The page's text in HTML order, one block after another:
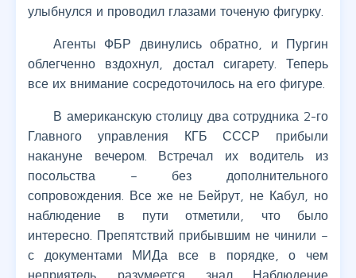
улыбнулся и проводил глазами точеную фигурку.
Агенты ФБР двинулись обратно, и Пургин
облегченно вздохнул, достал сигарету. Теперь
все их внимание сосредоточилось на его фигуре.
В американскую столицу два сотрудника 2-го
Главного управления КГБ СССР прибыли
накануне вечером. Встречал их водитель из
посольства – без дополнительного
сопровождения. Все же не Бейрут, не Кабул, но
наблюдение в пути отметили, что было
интересно. Препятствий прибывшим не чинили –
с документами МИДа все в порядке, о чем
неприятель, разумеется, знал. Наблюдение